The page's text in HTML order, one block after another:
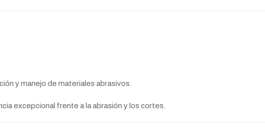
y manejo de materiales abrasivos.
excepcional frente a la abrasión y los cortes.